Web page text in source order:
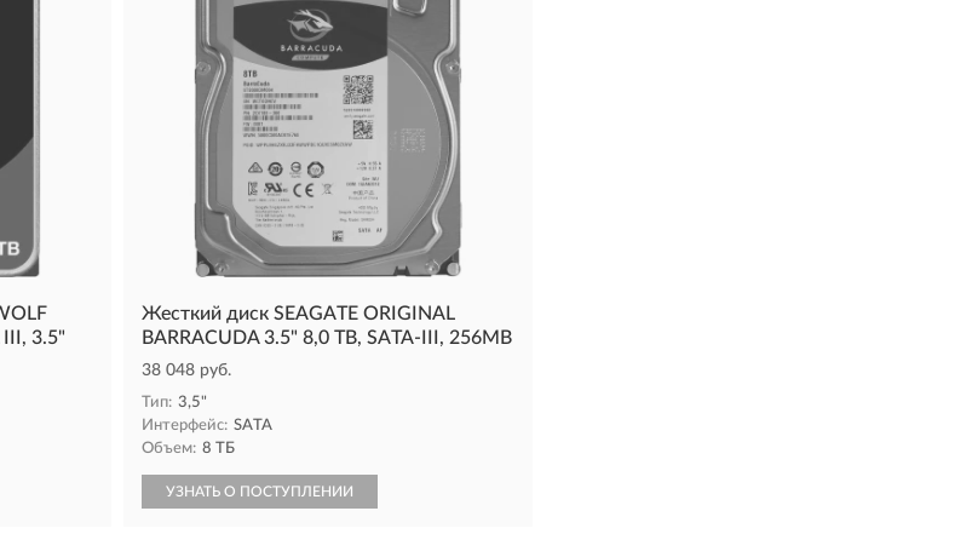
III, 3.5"
Жесткий диск SEAGATE ORIGINAL
BARRACUDA 3.5" 8,0 TB, SATA-III, 256MB
38 048 руб.
Тип: 3,5"
Интерфейс: SATA
Объем: 8 ТБ
УЗНАТЬ О ПОСТУПЛЕНИИ